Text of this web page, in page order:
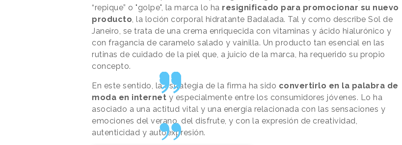
“repique” o "golpe", la marca lo ha resignificado para promocionar su nuevo
producto, la loción corporal hidratante Badalada. Tal y como describe Sol de
Janeiro, se trata de una crema enriquecida con vitaminas y ácido hialurónico y
con fragancia de caramelo salado y vainilla. Un producto tan esencial en las
rutinas de cuidado de la piel que, a juicio de la marca, ha requerido su propio
concepto.
En este sentido, la estrategia de la firma ha sido convertirlo en la palabra de
moda en internet y especialmente entre los consumidores jóvenes. Lo ha
asociado a una actitud vital y una energía relacionada con las sensaciones y
emociones del verano, del disfrute, y con la expresión de creatividad,
autenticidad y autoexpresión.